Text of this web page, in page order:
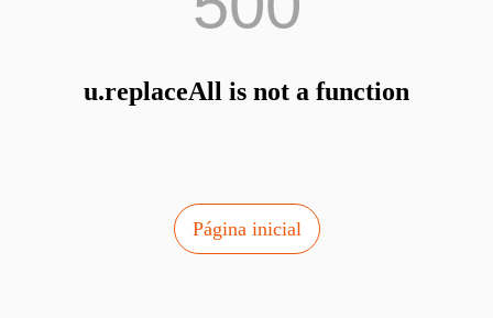
u.replaceAll is not a function
Página inicial